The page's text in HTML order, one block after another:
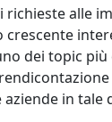
alle
dei topic
in tale